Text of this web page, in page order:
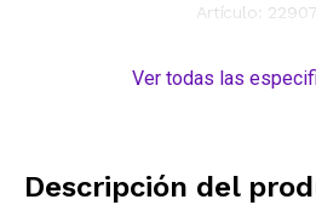
Artículo:
Ver todas las
Descripción del